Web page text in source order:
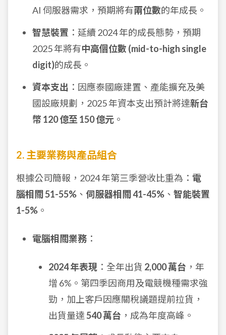
AI 伺服器需求，預期將有兩位數的年成長。
智慧裝置 ：延續 2024 年的成長態勢，預期
2025 年將有中高個位數 (mid-to-high single
digit)的成長。
資本支出 ：因應泰國廠建置、產能擴充及美
國設廠規劃，2025 年資本支出預計將達新台
幣 120 億至 150 億元 。
2. 主要業務與產品組合
根據公司簡報，2024 年第三季營收比重為： 電
腦相關 51-55% 、 伺服器相關 41-45% 、 智能裝置
1-5% 。
電腦相關業務 ：
2024 年表現 ：全年出貨 2,000 萬台 ，年
增 6%。第四季因商用及電競機種需求強
勁，加上客戶因應關稅議題提前拉貨，
出貨量達540 萬台 ，成為年度高峰。